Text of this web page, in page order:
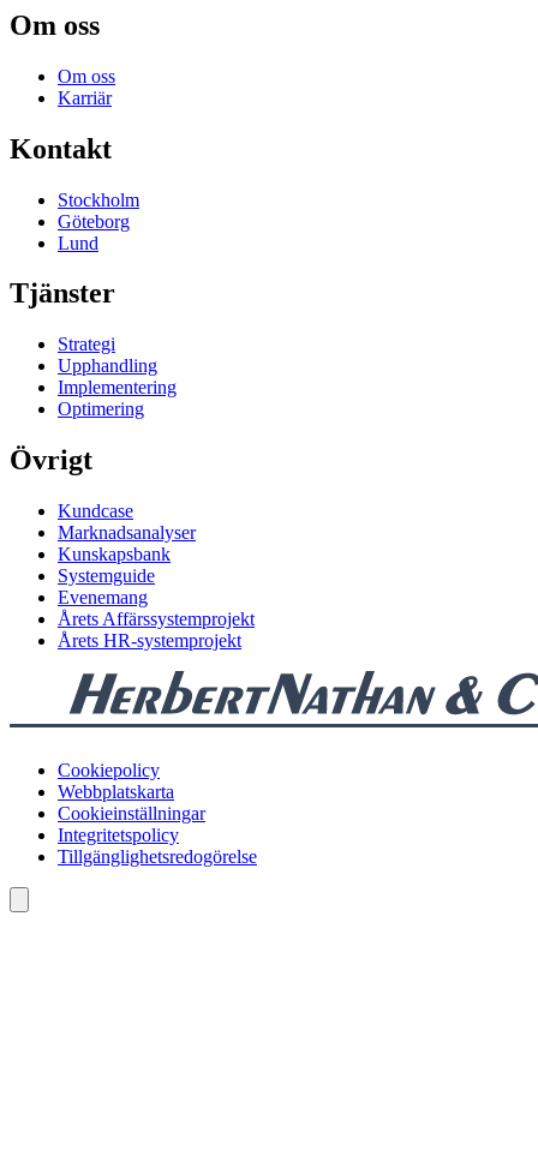
Om oss
Om oss
Karriär
Kontakt
Stockholm
Göteborg
Lund
Tjänster
Strategi
Upphandling
Implementering
Optimering
Övrigt
Kundcase
Marknadsanalyser
Kunskapsbank
Systemguide
Evenemang
Årets Affärssystemprojekt
Årets HR-systemprojekt
Cookiepolicy
Webbplatskarta
Cookieinställningar
Integritetspolicy
Tillgänglighetsredogörelse